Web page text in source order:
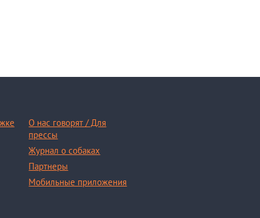
О нас говорят / Для
прессы
Журнал о собаках
Партнеры
Мобильные приложения